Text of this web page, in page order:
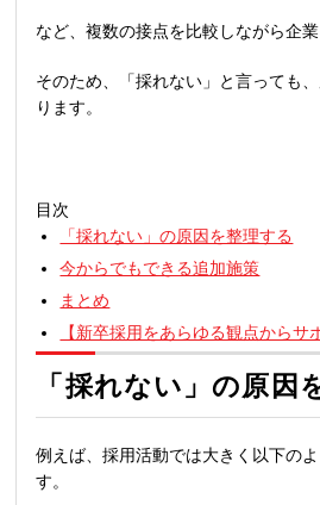
など、複数の接点を比較しながら企業
そのため、「採れない」と言っても
ります。
目次
「採れない」の原因を整理する
今からでもできる追加施策
まとめ
【新卒採用をあらゆる観点からサ
「採れない」の原因
例えば、採用活動では大きく以下の
す。